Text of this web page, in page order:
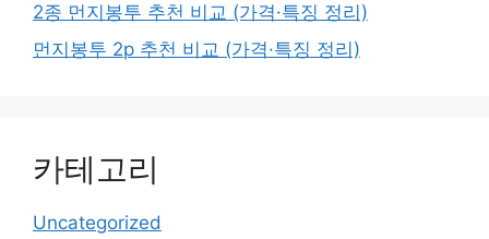
2종 먼지봉투 추천 비교 (가격·특징 정리)
먼지봉투 2p 추천 비교 (가격·특징 정리)
카테고리
Uncategorized